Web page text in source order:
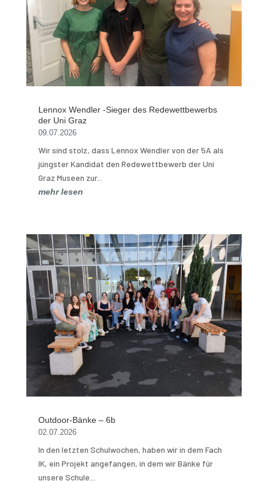
Lennox Wendler -Sieger des Redewettbewerbs
der Uni Graz
09.07.2026
Wir sind stolz, dass Lennox Wendler von der 5A als
jüngster Kandidat den Redewettbewerb der Uni
Graz Museen zur...
mehr lesen
Outdoor-Bänke – 6b
02.07.2026
In den letzten Schulwochen, haben wir in dem Fach
IK, ein Projekt angefangen, in dem wir Bänke für
unsere Schule...